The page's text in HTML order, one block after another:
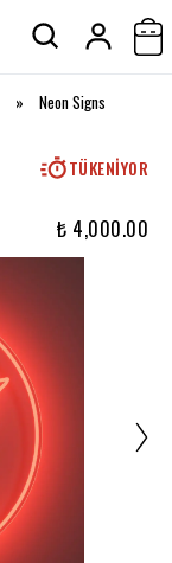
» Neon Signs
TÜKENIYOR
₺ 4,000.00